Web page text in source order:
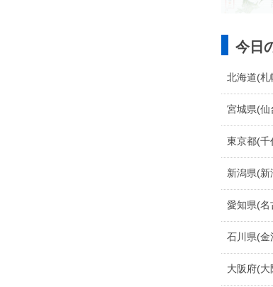
今日
北海道(札
宮城県(仙
東京都(千
新潟県(新
愛知県(名
石川県(金
大阪府(大